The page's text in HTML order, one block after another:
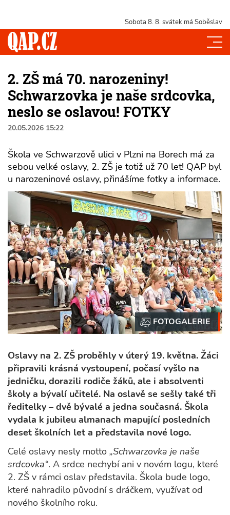
Sobota 8. 8. svátek má Soběslav
2. ZŠ má 70. narozeniny!
Schwarzovka je naše srdcovka,
neslo se oslavou! FOTKY
20.05.2026 15:22
Škola ve Schwarzově ulici v Plzni na Borech má za
sebou velké oslavy, 2. ZŠ je totiž už 70 let! QAP byl
u narozeninové oslavy, přinášíme fotky a informace.
Oslavy na 2. ZŠ proběhly v úterý 19. května. Žáci
připravili krásná vystoupení, počasí vyšlo na
jedničku, dorazili rodiče žáků, ale i absolventi
školy a bývalí učitelé. Na oslavě se sešly také tři
ředitelky – dvě bývalé a jedna současná. Škola
vydala k jubileu almanach mapující posledních
deset školních let a představila nové logo.
Celé oslavy nesly motto „Schwarzovka je naše
srdcovka“. A srdce nechybí ani v novém logu, které
2. ZŠ v rámci oslav představila. Škola bude logo,
které nahradilo původní s dráčkem, využívat od
nového školního roku.